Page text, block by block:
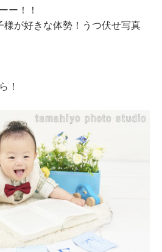
ー！！
様が好きな体勢！うつ伏せ写真
！